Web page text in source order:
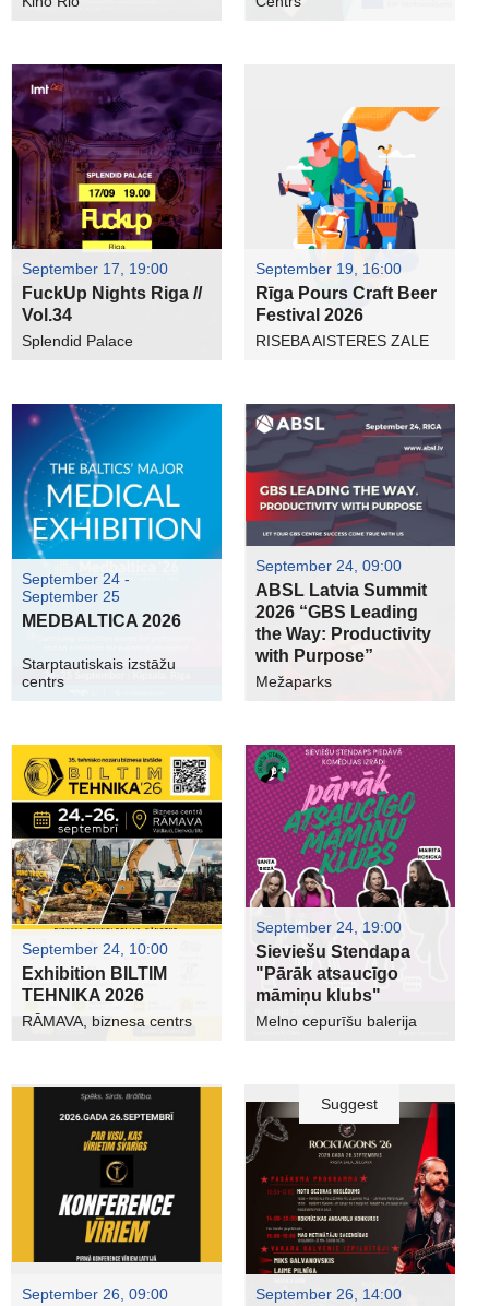
September 17, 19:00
FuckUp Nights Riga //
Vol.34
Splendid Palace
September 19, 16:00
Rīga Pours Craft Beer
Festival 2026
RISEBA AISTERES ZALE
September 24 -
September 25
MEDBALTICA 2026
Starptautiskais izstāžu
centrs
September 24, 09:00
ABSL Latvia Summit
2026 “GBS Leading
the Way: Productivity
with Purpose”
Mežaparks
September 24, 10:00
Exhibition BILTIM
TEHNIKA 2026
RĀMAVA, biznesa centrs
September 24, 19:00
Sieviešu Stendapa
"Pārāk atsaucīgo
māmiņu klubs"
Melno cepurīšu balerija
September 26, 09:00
Suggest
September 26, 14:00